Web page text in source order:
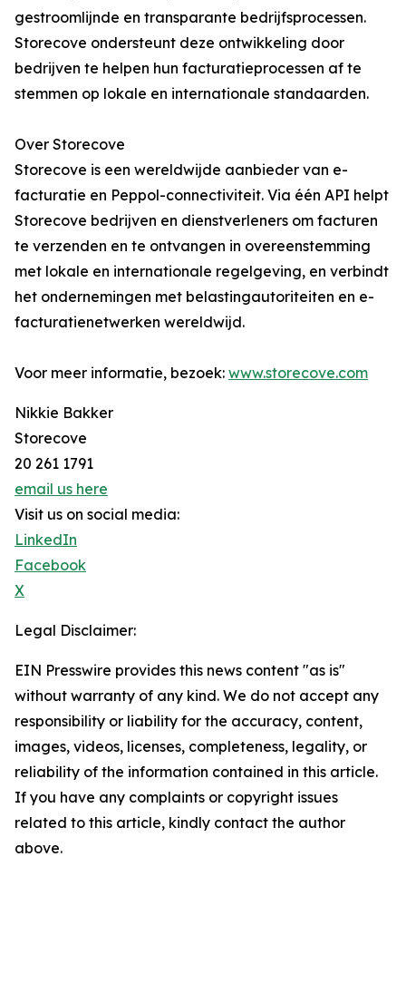
gestroomlijnde en transparante bedrijfsprocessen.
Storecove ondersteunt deze ontwikkeling door
bedrijven te helpen hun facturatieprocessen af te
stemmen op lokale en internationale standaarden.
Over Storecove
Storecove is een wereldwijde aanbieder van e-
facturatie en Peppol-connectiviteit. Via één API helpt
Storecove bedrijven en dienstverleners om facturen
te verzenden en te ontvangen in overeenstemming
met lokale en internationale regelgeving, en verbindt
het ondernemingen met belastingautoriteiten en e-
facturatienetwerken wereldwijd.
Voor meer informatie, bezoek: www.storecove.com
Nikkie Bakker
Storecove
20 261 1791
email us here
Visit us on social media:
LinkedIn
Facebook
X
Legal Disclaimer:
EIN Presswire provides this news content "as is"
without warranty of any kind. We do not accept any
responsibility or liability for the accuracy, content,
images, videos, licenses, completeness, legality, or
reliability of the information contained in this article.
If you have any complaints or copyright issues
related to this article, kindly contact the author
above.